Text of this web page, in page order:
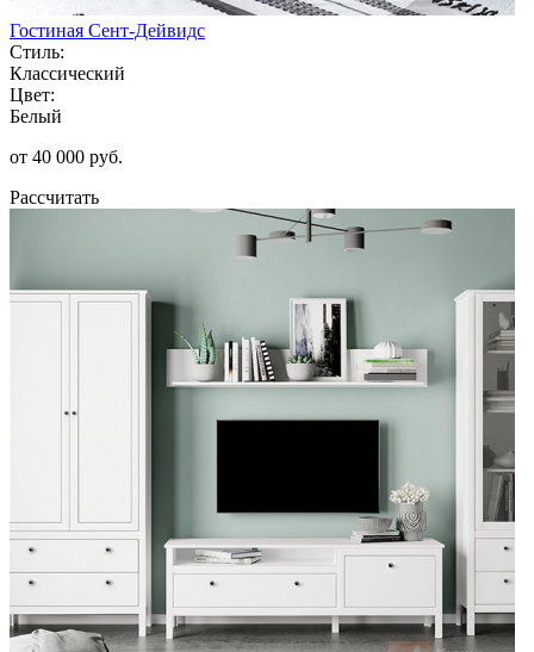
Гостиная Сент-Дейвидс
Стиль:
Классический
Цвет:
Белый
от 40 000 руб.
Рассчитать